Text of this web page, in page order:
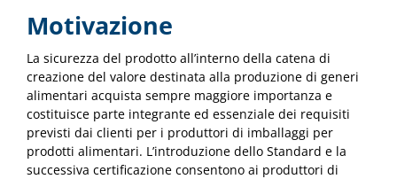
Motivazione
La sicurezza del prodotto all’interno della catena di
creazione del valore destinata alla produzione di generi
alimentari acquista sempre maggiore importanza e
costituisce parte integrante ed essenziale dei requisiti
previsti dai clienti per i produttori di imballaggi per
prodotti alimentari. L’introduzione dello Standard e la
successiva certificazione consentono ai produttori di